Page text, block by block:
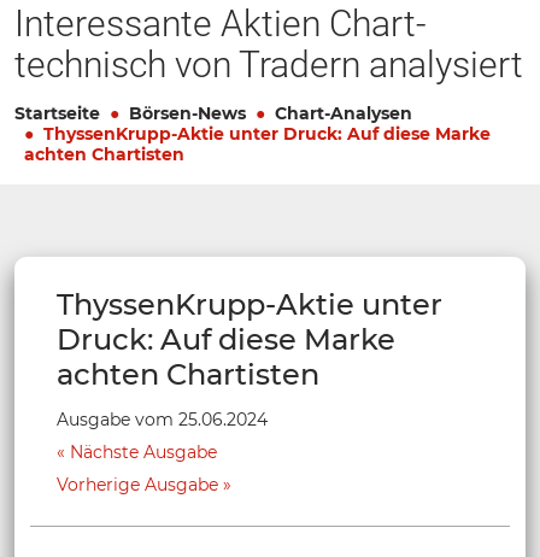
Interessante Aktien Chart-
technisch von Tradern analysiert
Startseite Börsen-News
Chart-Analysen
ThyssenKrupp-Aktie unter Druck: Auf diese Marke
achten Chartisten
ThyssenKrupp-Aktie unter
Druck: Auf diese Marke
achten Chartisten
Ausgabe vom 25.06.2024
Nächste Ausgabe
Vorherige Ausgabe